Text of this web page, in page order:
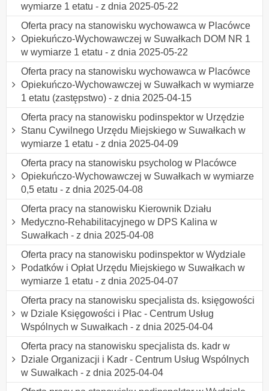
wymiarze 1 etatu - z dnia 2025-05-22
Oferta pracy na stanowisku wychowawca w Placówce
Opiekuńczo-Wychowawczej w Suwałkach DOM NR 1
w wymiarze 1 etatu - z dnia 2025-05-22
Oferta pracy na stanowisku wychowawca w Placówce
Opiekuńczo-Wychowawczej w Suwałkach w wymiarze
1 etatu (zastępstwo) - z dnia 2025-04-15
Oferta pracy na stanowisku podinspektor w Urzędzie
Stanu Cywilnego Urzędu Miejskiego w Suwałkach w
wymiarze 1 etatu - z dnia 2025-04-09
Oferta pracy na stanowisku psycholog w Placówce
Opiekuńczo-Wychowawczej w Suwałkach w wymiarze
0,5 etatu - z dnia 2025-04-08
Oferta pracy na stanowisku Kierownik Działu
Medyczno-Rehabilitacyjnego w DPS Kalina w
Suwałkach - z dnia 2025-04-08
Oferta pracy na stanowisku podinspektor w Wydziale
Podatków i Opłat Urzędu Miejskiego w Suwałkach w
wymiarze 1 etatu - z dnia 2025-04-07
Oferta pracy na stanowisku specjalista ds. księgowości
w Dziale Księgowości i Płac - Centrum Usług
Wspólnych w Suwałkach - z dnia 2025-04-04
Oferta pracy na stanowisku specjalista ds. kadr w
Dziale Organizacji i Kadr - Centrum Usług Wspólnych
w Suwałkach - z dnia 2025-04-04